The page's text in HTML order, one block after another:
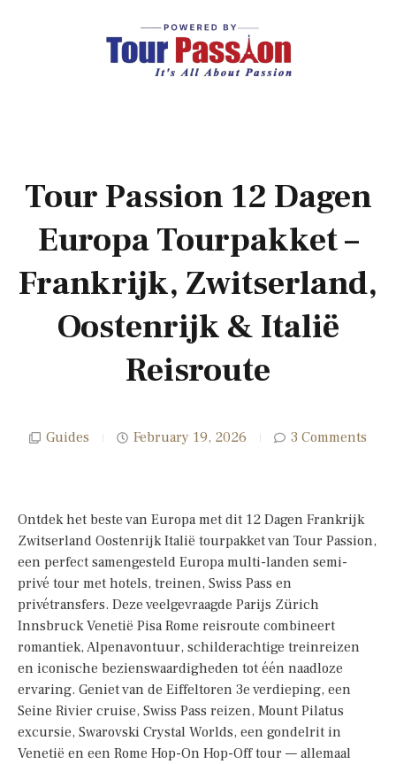
Tour Passion 12 Dagen
Europa Tourpakket –
Frankrijk, Zwitserland,
Oostenrijk & Italië
Reisroute
Guides February 19, 2026 3 Comments
Ontdek het beste van Europa met dit 12 Dagen Frankrijk
Zwitserland Oostenrijk Italië tourpakket van Tour Passion,
een perfect samengesteld Europa multi-landen semi-
privé tour met hotels, treinen, Swiss Pass en
privétransfers. Deze veelgevraagde Parijs Zürich
Innsbruck Venetië Pisa Rome reisroute combineert
romantiek, Alpenavontuur, schilderachtige treinreizen
en iconische bezienswaardigheden tot één naadloze
ervaring. Geniet van de Eiffeltoren 3e verdieping, een
Seine Rivier cruise, Swiss Pass reizen, Mount Pilatus
excursie, Swarovski Crystal Worlds, een gondelrit in
Venetië en een Rome Hop-On Hop-Off tour — allemaal